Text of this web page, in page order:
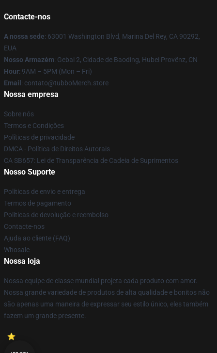
Contacte-nos
A nossa sede: 63001 Washington Blvd, Marina Del Rey, CA 90292,
EUA
Nosso Armazém: Gebai 2, Cidade de Baoding, Hubei Provënz, CN
Hour: 9AM – 5PM (Mon – Fri)
Email : contato@tubboMerch.store
Nossa empresa
Sobre nós
Termos e Condições
Políticas de privacidade
DMCA - Política de Direitos Autorais
CA SB657: Lei de Transparência de Cadeia de Suprimentos
Nosso Suporte
Políticas de envio e entrega
Termos de pagamento
Políticas de devolução e reembolso
Contacte-nos
Ajuda ao cliente (FAQ)
Whosale
Nossa loja
Nossa equipe de classe mundial projeta cada produto com amor.
Nossa grande variedade de produtos de alta qualidade e bonitos não
são apenas uma maneira de expressar seu estilo único, eles também
fazem um grande presente.